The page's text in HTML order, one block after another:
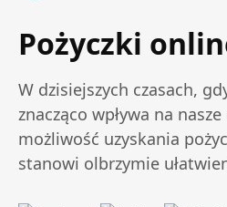
Pożyczki
W dzisiejszych czasach,
znacząco wpływa na
możliwość uzyskania
stanowi olbrzymie